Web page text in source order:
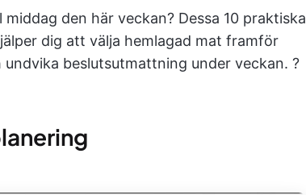
den här veckan? Dessa 10 praktiska
dig att välja hemlagad mat framför
beslutsutmattning under veckan. ?